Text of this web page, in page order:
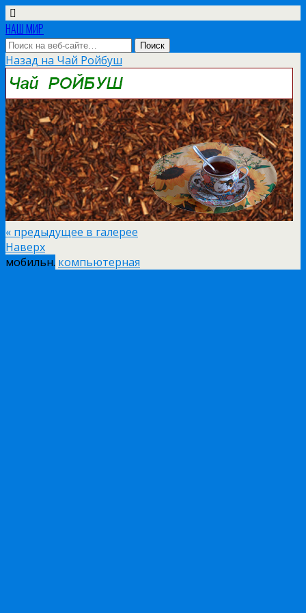
НАШ МИР
Назад на Чай Ройбуш
« предыдущее в галерее
Наверх
мобильн. компьютерная